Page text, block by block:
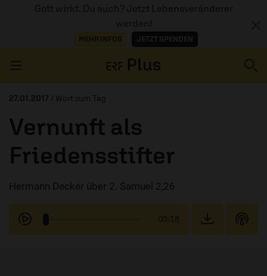
Gott wirkt. Du auch? Jetzt Lebensveränderer
werden!
MEHR INFOS JETZT SPENDEN
AUDIOTHEK
PROGRAMM
MITMACHEN
27.01.2017 / Wort zum Tag
Vernunft als
Friedensstifter
Hermann Decker über 2. Samuel 2,26
03:18